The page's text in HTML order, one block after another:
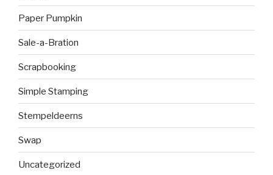
Paper Pumpkin
Sale-a-Bration
Scrapbooking
Simple Stamping
Stempeldeerns
Swap
Uncategorized